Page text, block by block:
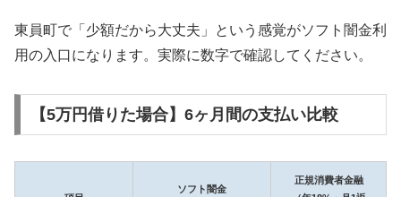
東員町で「少額だから大丈夫」という感覚がソフト闇金利
用の入口になります。実際に数字で確認してください。
【5万円借りた場合】6ヶ月間の支払い比較
ソフト闇金
正規消費者金融